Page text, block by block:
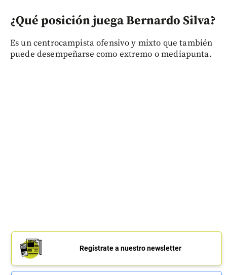
¿Qué posición juega Bernardo Silva?
Es un centrocampista ofensivo y mixto que también
puede desempeñarse como extremo o mediapunta.
Regístrate a nuestro newsletter